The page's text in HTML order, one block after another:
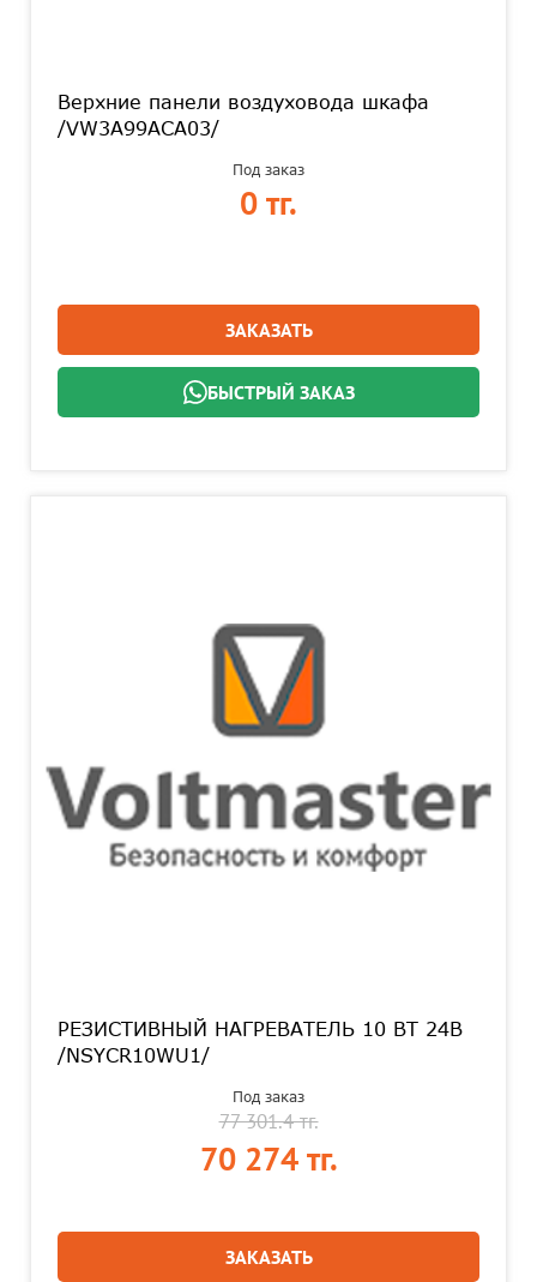
Верхние панели воздуховода шкафа
/VW3A99ACA03/
Под заказ
0 тг.
ЗАКАЗАТЬ
БЫСТРЫЙ ЗАКАЗ
РЕЗИСТИВНЫЙ НАГРЕВАТЕЛЬ 10 ВТ 24В
/NSYCR10WU1/
Под заказ
77 301.4 тг.
70 274 тг.
ЗАКАЗАТЬ